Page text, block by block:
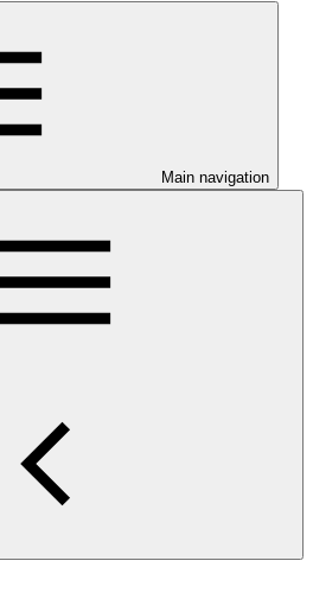
Main navigation